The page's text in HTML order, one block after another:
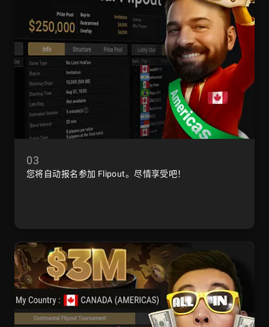
03
您将自动报名参加 Flipout。尽情享受吧！